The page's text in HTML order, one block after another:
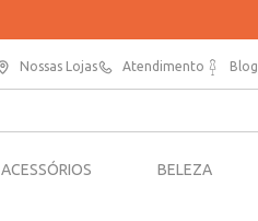
Nossas Lojas Atendimento Blog
ACESSÓRIOS BELEZA